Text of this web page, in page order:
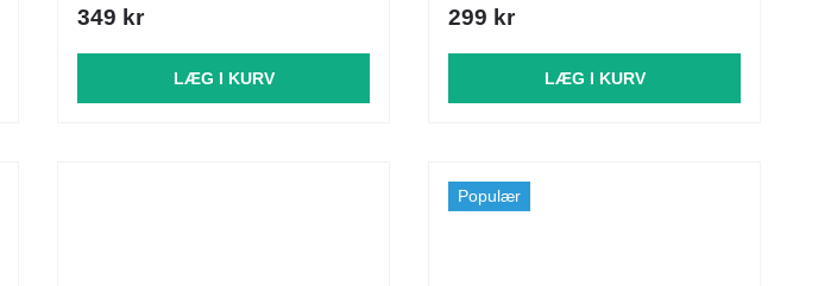
349 kr
LÆG I KURV
299 kr
LÆG I KURV
Populær